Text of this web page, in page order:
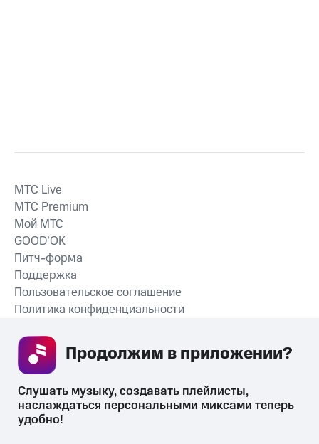
СКАЧАТЬ ПРИЛОЖЕНИЕ
MTС Live
MTС Premium
Мой МТС
GOOD’OK
Питч-форма
Поддержка
Пользовательское соглашение
Политика конфиденциальности
Слушать музыку, создавать плейлисты,
наслаждаться персональными миксами теперь
удобно!